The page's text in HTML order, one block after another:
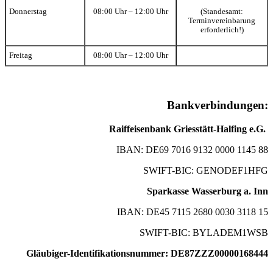
Donnerstag 08:00 Uhr – 12:00 Uhr
(Standesamt:
Terminvereinbarung
erforderlich!)
Freitag 08:00 Uhr – 12:00 Uhr
Bankverbindungen:
Raiffeisenbank Griesstätt-Halfing e.G.
IBAN: DE69 7016 9132 0000 1145 88
SWIFT-BIC: GENODEF1HFG
Sparkasse Wasserburg a. Inn
IBAN: DE45 7115 2680 0030 3118 15
SWIFT-BIC: BYLADEM1WSB
Gläubiger-Identifikationsnummer: DE87ZZZ00000168444